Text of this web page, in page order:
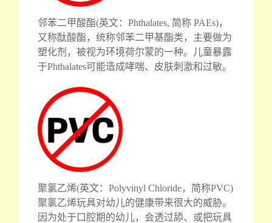
邻苯二甲酸酯(英文：Phthalates, 简称 PAEs)，
又称酞酸酯，统称邻苯二甲基酯类，主要做为
塑化剂，被视为环境荷尔蒙的一种。儿童暴露
于Phthalates可能造成哮喘、皮肤刺激和过敏。
聚氯乙烯(英文：Polyvinyl Chloride，简称PVC)
聚氯乙烯玩具对幼儿的健康带来很大的威胁。
因为处于口腔期的幼儿，会透过舔、或把玩具